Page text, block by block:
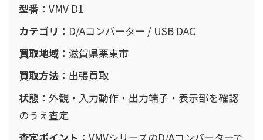
型番： VMV D1
カテゴリ： D/Aコンバーター / USB DAC
買取地域： 滋賀県栗東市
買取方法： 出張買取
状態： 外観・入力動作・出力端子・表示部を確認
のうえ査定